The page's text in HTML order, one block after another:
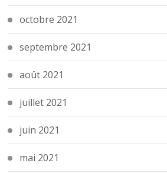
octobre 2021
septembre 2021
août 2021
juillet 2021
juin 2021
mai 2021